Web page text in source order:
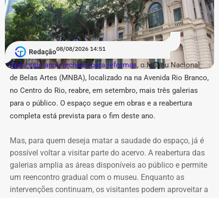
Seis anos depois, em 2020, quando disputou a eleição
para a Prefeitura de Petrópolis pelo PL, o patrimônio de
Rossi subiu para R$ 1.254.388,53, alta de 70 % em
relação a 2014 . Naquele ano, a declaração incluía uma
casa e um outro imóvel na cidade da Região Serrana,
avaliados em R$ 620 mil e R$ 260 mil respectivamente;
um apartamento no Rio no valor de R$ 277,1 mil e um
Land Rover Sport 2011 avaliado em R$ 90 mil, além de
valores depositados em conta bancária.
De 2014 a 2026: aumento de 188,7%
do patrimônio
Agora, em 2026, candidato a deputado federal pela União
Acusação de “estética
pseudojornalística” e suspeita de
“repetição” no Instagram
Em um anexo de 36 páginas, o município relacionou 31
publicações, sendo a maior parte — 14 conteúdos —
atribuída ao perfil @buziosnuecru. Outras seis são do
@buziosinformacoes, quatro do @acorda_buziosrj, duas
do @fofoca_na_calcada e as demais estão distribuídas
Na petição inicial, a gestão municipal afirma que os perfis
empregam “estética pseudojornalística”, manchetes
conclusivas, memes, montagens e acusações por
associação para repercutir temas relacionados a
Redação08/08/2026 14:51
Após seis anos fechado para reformas, o Museu Nacional
de Belas Artes (MNBA), localizado na na Avenida Rio Branco,
no Centro do Rio, reabre, em setembro, mais três galerias
para o público. O espaço segue em obras e a reabertura
completa está prevista para o fim deste ano.
Mas, para quem deseja matar a saudade do espaço, já é
possível voltar a visitar parte do acervo. A reabertura das
galerias amplia as áreas disponíveis ao público e permite
um reencontro gradual com o museu. Enquanto as
intervenções continuam, os visitantes podem aproveitar a